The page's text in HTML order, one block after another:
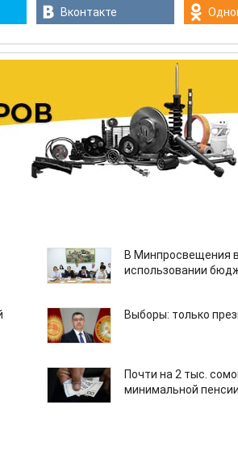
Вконтакте
В Минпросвещения
использовании
Выборы: только
Почти на 2 тыс.
минимальной